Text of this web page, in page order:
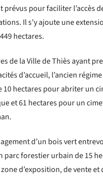
prévus pour faciliter l’accès
Il s’y ajoute une
hectares.
de la Ville de Thiès ayant
d’accueil, l’ancien
10 hectares pour abriter un
et 61 hectares pour un
d’un bois vert
parc forestier urbain de 15
d’exposition, de vente et